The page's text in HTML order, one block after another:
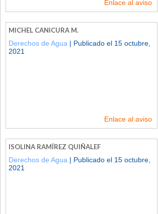
Enlace al aviso
MICHEL CANICURA M.
Derechos de Agua | Publicado el 15 octubre,
2021
Enlace al aviso
ISOLINA RAMÍREZ QUIÑALEF
Derechos de Agua | Publicado el 15 octubre,
2021